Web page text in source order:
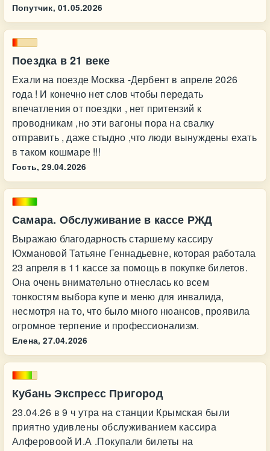
Попутчик, 01.05.2026
Поездка в 21 веке
Ехали на поезде Москва -Дербент в апреле 2026
года ! И конечно нет слов чтобы передать
впечатления от поездки , нет притензий к
проводникам ,но эти вагоны пора на свалку
отправить , даже стыдно ,что люди вынуждены ехать
в таком кошмаре !!!
Гость, 29.04.2026
Самара. Обслуживание в кассе РЖД
Выражаю благодарность старшему кассиру
Юхмановой Татьяне Геннадьевне, которая работала
23 апреля в 11 кассе за помощь в покупке билетов.
Она очень внимательно отнеслась ко всем
тонкостям выбора купе и меню для инвалида,
несмотря на то, что было много нюансов, проявила
огромное терпение и профессионализм.
Елена, 27.04.2026
Кубань Экспресс Пригород
23.04.26 в 9 ч утра на станции Крымская были
приятно удивлены обслуживанием кассира
Алферовоой И.А .Покупали билеты на